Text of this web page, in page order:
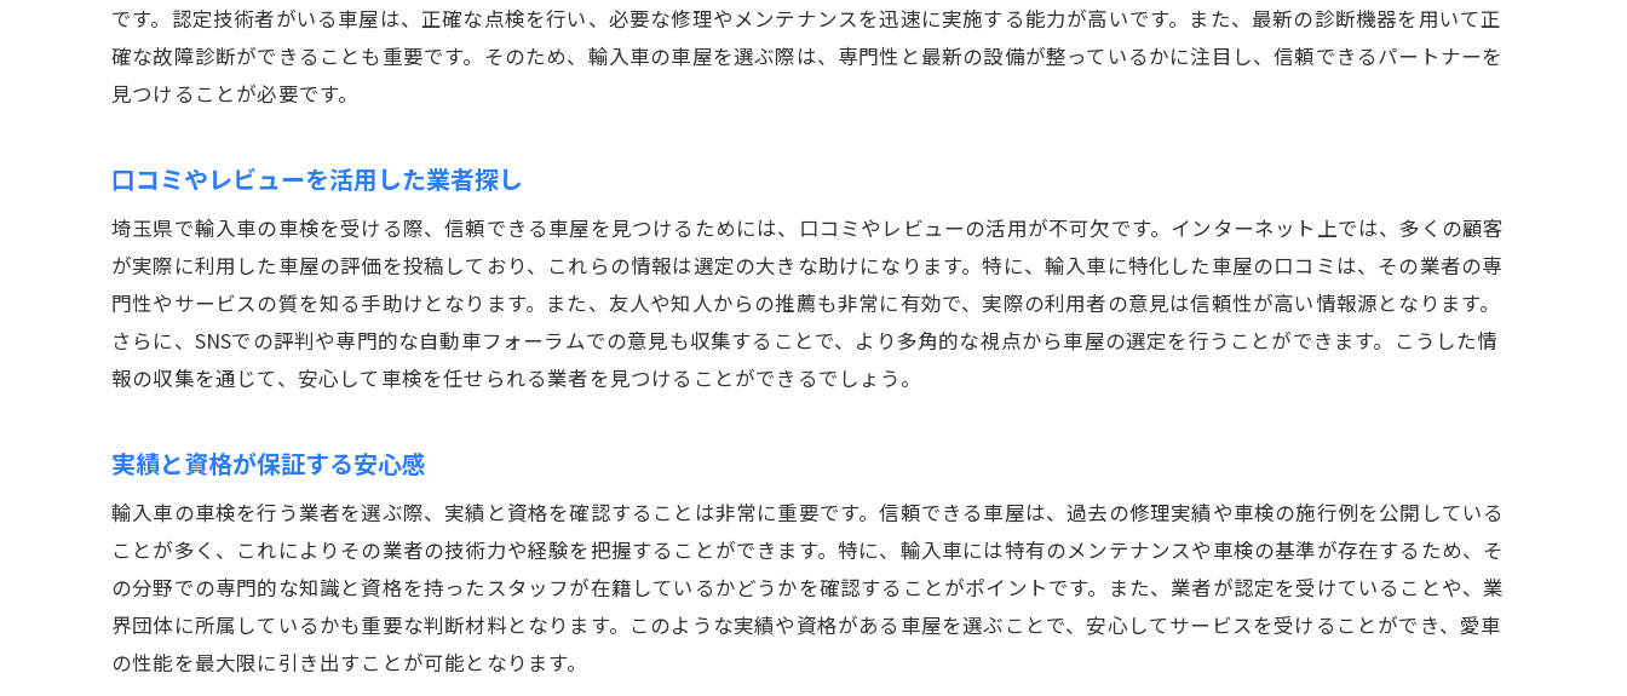
です。認定技術者がいる車屋は、正確な点検を行い、必要な修理やメンテナンスを迅速に実施する能力が高いです。また、最新の診断機器を用いて正
確な故障診断ができることも重要です。そのため、輸入車の車屋を選ぶ際は、専門性と最新の設備が整っているかに注目し、信頼できるパートナーを
見つけることが必要です。
口コミやレビューを活用した業者探し
埼玉県で輸入車の車検を受ける際、信頼できる車屋を見つけるためには、口コミやレビューの活用が不可欠です。インターネット上では、多くの顧客
が実際に利用した車屋の評価を投稿しており、これらの情報は選定の大きな助けになります。特に、輸入車に特化した車屋の口コミは、その業者の専
門性やサービスの質を知る手助けとなります。また、友人や知人からの推薦も非常に有効で、実際の利用者の意見は信頼性が高い情報源となります。
さらに、SNSでの評判や専門的な自動車フォーラムでの意見も収集することで、より多角的な視点から車屋の選定を行うことができます。こうした情
報の収集を通じて、安心して車検を任せられる業者を見つけることができるでしょう。
実績と資格が保証する安心感
輸入車の車検を行う業者を選ぶ際、実績と資格を確認することは非常に重要です。信頼できる車屋は、過去の修理実績や車検の施行例を公開している
ことが多く、これによりその業者の技術力や経験を把握することができます。特に、輸入車には特有のメンテナンスや車検の基準が存在するため、そ
の分野での専門的な知識と資格を持ったスタッフが在籍しているかどうかを確認することがポイントです。また、業者が認定を受けていることや、業
界団体に所属しているかも重要な判断材料となります。このような実績や資格がある車屋を選ぶことで、安心してサービスを受けることができ、愛車
の性能を最大限に引き出すことが可能となります。